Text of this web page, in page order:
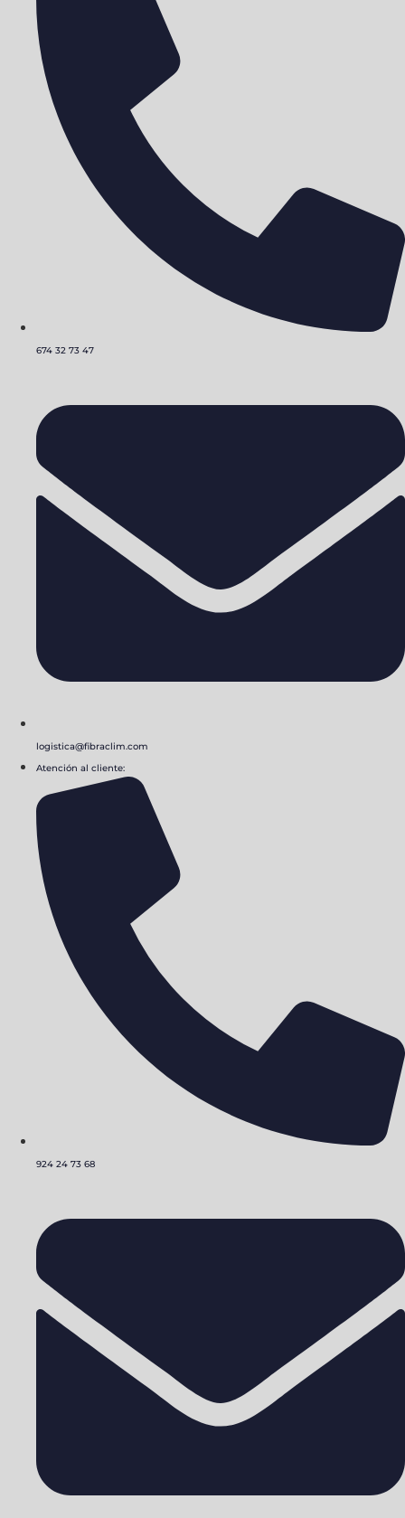
674 32 73 47
logistica@fibraclim.com
Atención al cliente:
924 24 73 68